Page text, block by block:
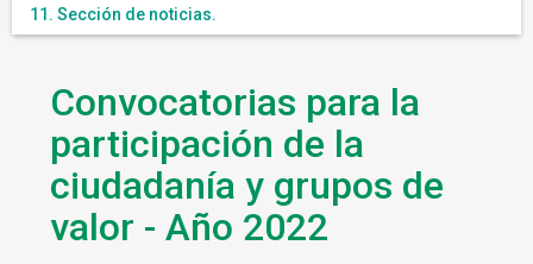
11. Sección de noticias.
Convocatorias para la
participación de la
ciudadanía y grupos de
valor - Año 2022